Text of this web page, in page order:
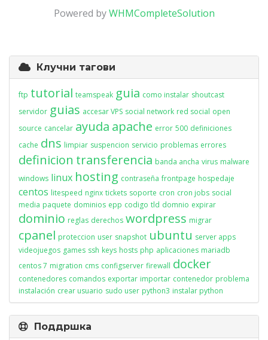
Powered byWHMCompleteSolution
Клучни тагови
ftp tutorial teamspeak guia como instalar shoutcast
servidor guias accesar VPS social network red social open
source cancelar ayuda apache error 500 definiciones
cache dns limpiar suspencion servicio problemas errores
definicion transferencia banda ancha virus malware
windows linux hosting contraseña frontpage hospedaje
centos litespeed nginx tickets soporte cron cron jobs social
media paquete dominios epp codigo tld domnio expirar
dominio reglas derechos wordpress migrar
cpanel proteccion user snapshot ubuntu server apps
videojuegos games ssh keys hosts php aplicaciones mariadb
centos 7 migration cms configserver firewall docker
contenedores comandos exportar importar contenedor problema
instalación crear usuario sudo user python3 instalar python
Поддршка